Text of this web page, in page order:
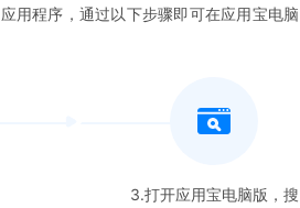
应用程序，通过以下步骤即可在应用宝电脑
3.打开应用宝电脑版，搜